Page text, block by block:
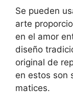
Se pueden
arte
en el amor
diseño
original de
en estos son
matices.